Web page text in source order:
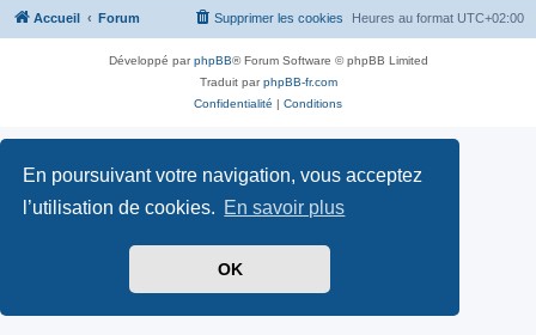
En poursuivant votre navigation, vous acceptez
l’utilisation de cookies. En savoir plus
OK
Accueil Forum Heures au format UTC+02:00
Supprimer les cookies
Développé parphpBB® Forum Software © phpBB Limited
Traduit parphpBB-fr.com
Confidentialité | Conditions